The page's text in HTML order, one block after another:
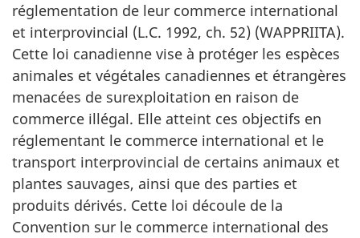
réglementation de leur commerce international
et interprovincial (L.C. 1992, ch. 52) (WAPPRIITA).
Cette loi canadienne vise à protéger les espèces
animales et végétales canadiennes et étrangères
menacées de surexploitation en raison de
commerce illégal. Elle atteint ces objectifs en
réglementant le commerce international et le
transport interprovincial de certains animaux et
plantes sauvages, ainsi que des parties et
produits dérivés. Cette loi découle de la
Convention sur le commerce international des